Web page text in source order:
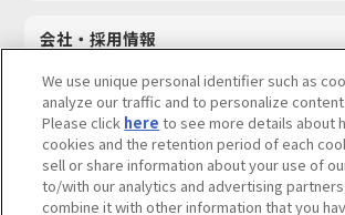
会社・採用情報
採用情報
サステナビリティ
お問い合わせ
We use unique personal identifier such as
analyze our traffic and to personalize content
Please click here to see more details about
cookies and the retention period of each
sell or share information about your use of
to/with our analytics and advertising
combine it with other information that you